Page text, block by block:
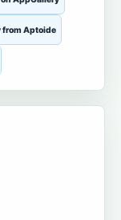
from Aptoide